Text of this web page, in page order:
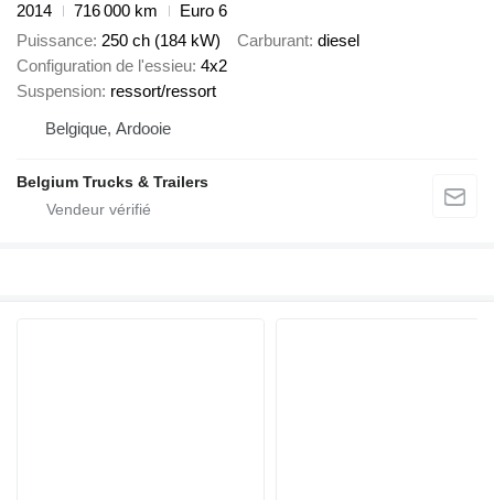
2014
716 000 km
Euro 6
Puissance 250 ch (184 kW) Carburant diesel
Configuration de l'essieu 4x2
Suspension ressort/ressort
Belgique, Ardooie
Belgium Trucks & Trailers